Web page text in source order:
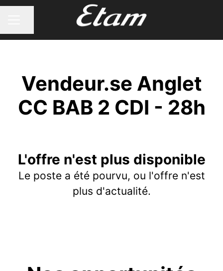
Partager la page
Vendeur.se Anglet
CC BAB 2 CDI - 28h
L'offre n'est plus disponible
Le poste a été pourvu, ou l'offre n'est
plus d'actualité.